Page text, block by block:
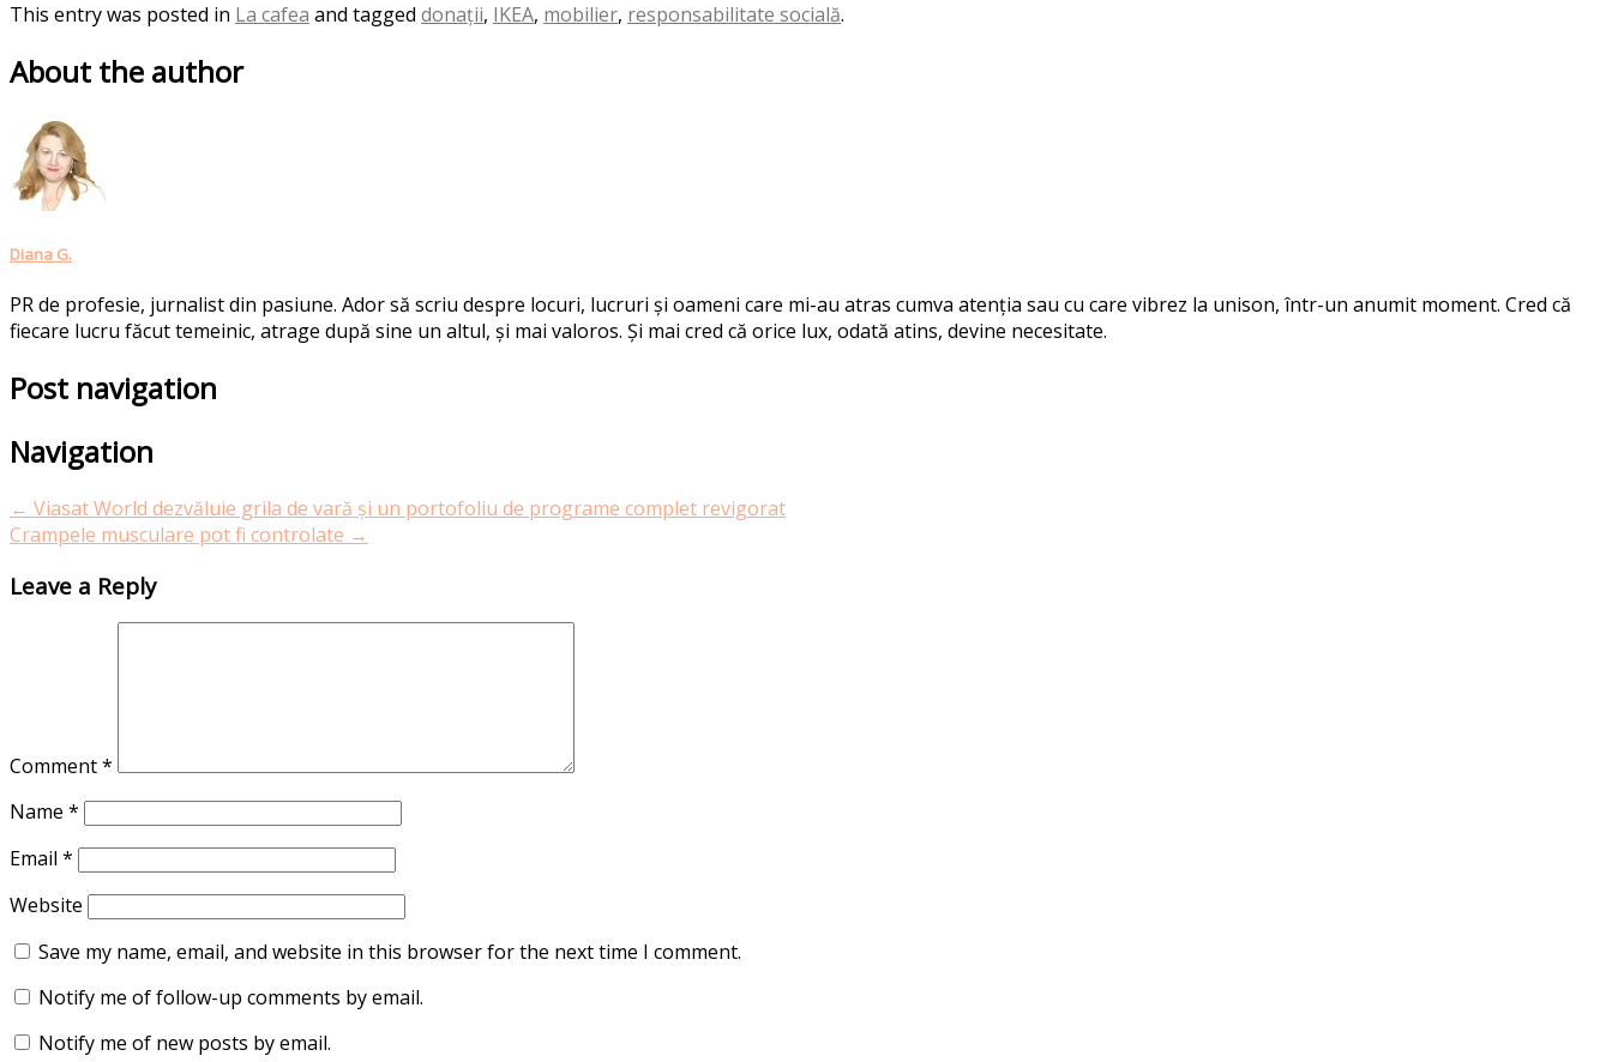
This entry was posted in La cafea and tagged donații, IKEA, mobilier, responsabilitate socială.
About the author
Diana G.
PR de profesie, jurnalist din pasiune. Ador să scriu despre locuri, lucruri și oameni care mi-au atras cumva atenția sau cu care vibrez la unison, într-un anumit moment. Cred că
fiecare lucru făcut temeinic, atrage după sine un altul, și mai valoros. Și mai cred că orice lux, odată atins, devine necesitate.
Post navigation
Navigation
← Viasat World dezvăluie grila de vară și un portofoliu de programe complet revigorat
Crampele musculare pot fi controlate →
Leave a Reply
Comment*
Name *
Email *
Website
Save my name, email, and website in this browser for the next time I comment.
Notify me of follow-up comments by email.
Notify me of new posts by email.